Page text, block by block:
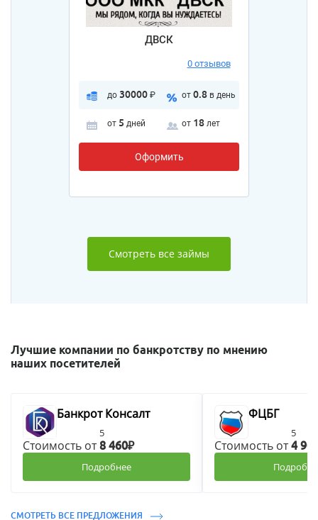
ДВСК
0 отзывов
до 30000 ₽ от 0.8 в день
от 5 дней от 18 лет
Оформить
Смотреть все займы
Лучшие компании по банкротству по мнению
наших посетителей
Банкрот Консалт
5
Стоимость от8 460₽
Подробнее
ФЦБГ
5
Стоимость от4
СМОТРЕТЬ ВСЕ ПРЕДЛОЖЕНИЯ